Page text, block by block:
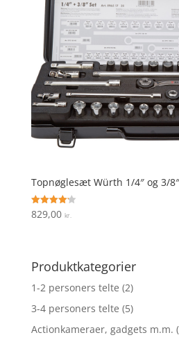
Topnøglesæt Würth 1/4″ og 3/
Vurderet
4.2
829,00 kr.
Produktkategorier
1-2 personers telte (2)
3-4 personers telte (5)
Actionkameraer, gadgets m.m.